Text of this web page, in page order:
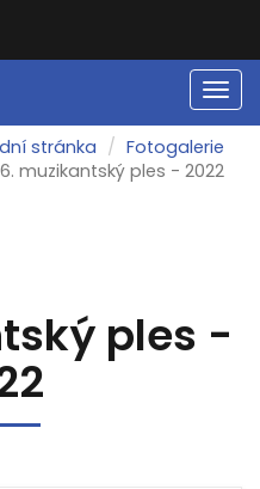
stránka
Fotogalerie
muzikantský ples - 2022
ples -